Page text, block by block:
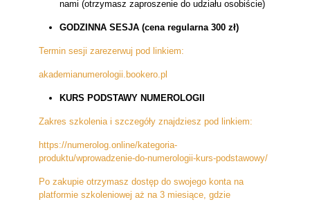
nami (otrzymasz zaproszenie do udziału osobiście)
GODZINNA SESJA (cena regularna 300 zł)
Termin sesji zarezerwuj pod linkiem:
akademianumerologii.bookero.pl
KURS PODSTAWY NUMEROLOGII
Zakres szkolenia i szczegóły znajdziesz pod linkiem:
https://numerolog.online/kategoria-
produktu/wprowadzenie-do-numerologii-kurs-podstawowy/
Po zakupie otrzymasz dostęp do swojego konta na
platformie szkoleniowej aż na 3 miesiące, gdzie